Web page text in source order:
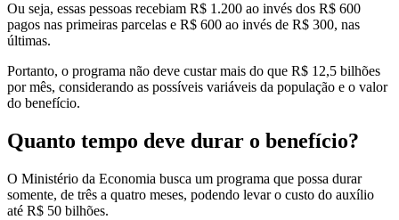
Ou seja, essas pessoas recebiam R$ 1.200 ao invés dos R$ 600
pagos nas primeiras parcelas e R$ 600 ao invés de R$ 300, nas
últimas.
Portanto, o programa não deve custar mais do que R$ 12,5 bilhões
por mês, considerando as possíveis variáveis da população e o valor
do benefício.
Quanto tempo deve durar o benefício?
O Ministério da Economia busca um programa que possa durar
somente, de três a quatro meses, podendo levar o custo do auxílio
até R$ 50 bilhões.